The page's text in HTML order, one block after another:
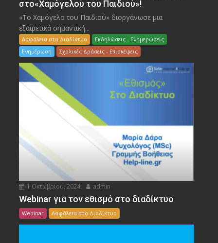
στο«Χαμόγελου του Παιδιού»!
«Το Χαμόγελο του Παιδιού» διοργάνωσε μια
εξαιρετικά σημαντική...
Ασφάλεια στο Διαδίκτυο
Εκδηλώσεις - Ενημερώσεις
Ενημέρωση
Σχολικές Δράσεις - Επισκέψεις
1 Οκτωβρίου, 2024 admin
Webinar για τον εθισμό στο διαδίκτυο
Webinar Ασφάλεια στο Διαδίκτυο